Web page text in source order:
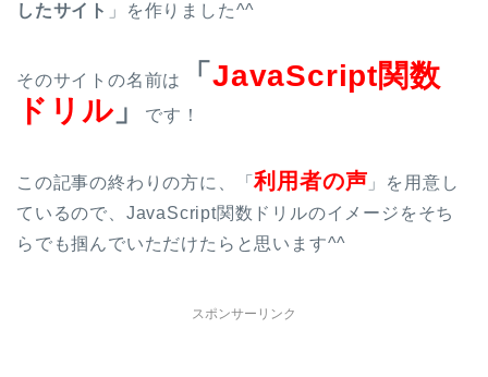
したサイト 」を作りました^^
そのサイトの名前は 「JavaScript関数
ドリル 」 です！
この記事の終わりの方に、「利用者の声 」を用意し
ているので、JavaScript関数ドリルのイメージをそち
らでも掴んでいただけたらと思います^^
スポンサーリンク